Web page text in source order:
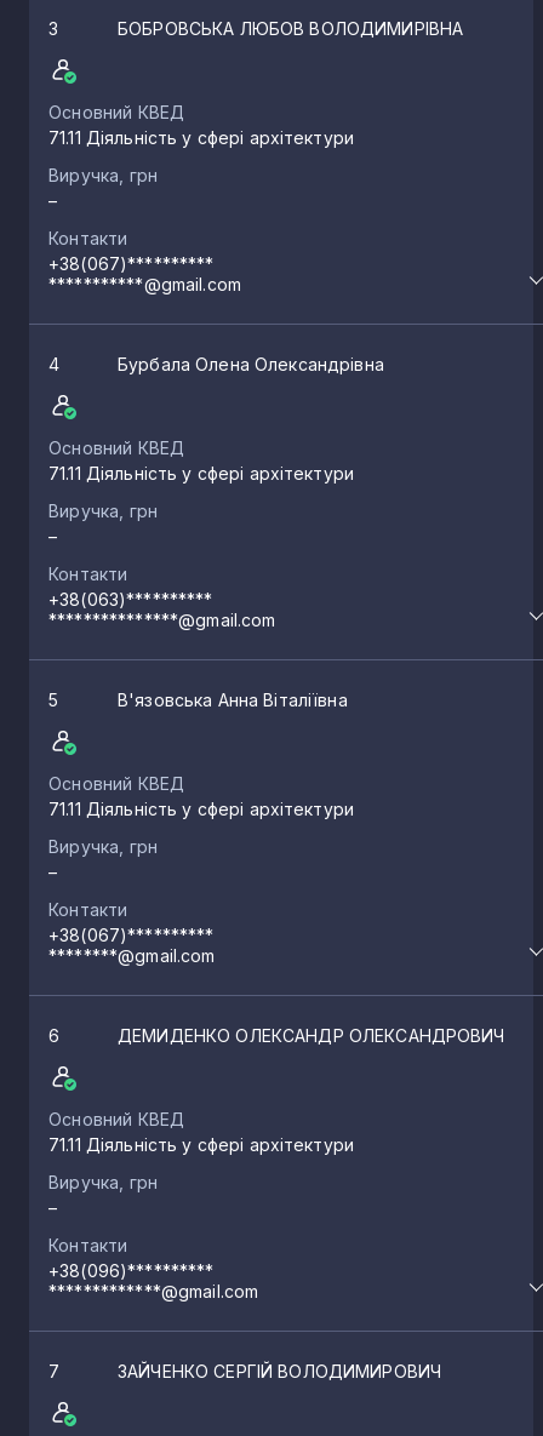
3 БОБРОВСЬКА ЛЮБОВ ВОЛОДИМИРІВНА
Основний КВЕД
71.11 Діяльність у сфері архітектури
Виручка, грн
–
Контакти
+38(067)**********
***********@gmail.com
4 Бурбала Олена Олександрівна
Основний КВЕД
71.11 Діяльність у сфері архітектури
Виручка, грн
–
Контакти
+38(063)**********
***************@gmail.com
5 В'язовська Анна Віталіївна
Основний КВЕД
71.11 Діяльність у сфері архітектури
Виручка, грн
–
Контакти
+38(067)**********
********@gmail.com
6 ДЕМИДЕНКО ОЛЕКСАНДР ОЛЕКСАНДРОВИЧ
Основний КВЕД
71.11 Діяльність у сфері архітектури
Виручка, грн
–
Контакти
+38(096)**********
*************@gmail.com
7 ЗАЙЧЕНКО СЕРГІЙ ВОЛОДИМИРОВИЧ